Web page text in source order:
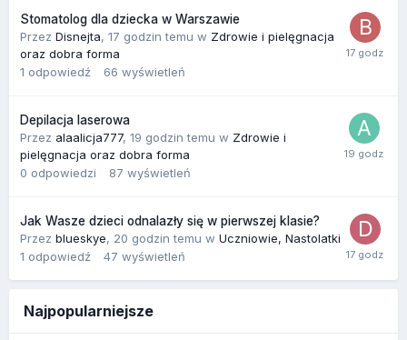
Stomatolog dla dziecka w Warszawie
Przez Disnejta, 17 godzin temu w Zdrowie i pielęgnacja
oraz dobra forma
1 odpowiedź 66 wyświetleń
Depilacja laserowa
Przez alaalicja777, 19 godzin temu w Zdrowie i
pielęgnacja oraz dobra forma
0 odpowiedzi 87 wyświetleń
Jak Wasze dzieci odnalazły się w pierwszej klasie?
Przez blueskye, 20 godzin temu w Uczniowie, Nastolatki
1 odpowiedź 47 wyświetleń
Najpopularniejsze